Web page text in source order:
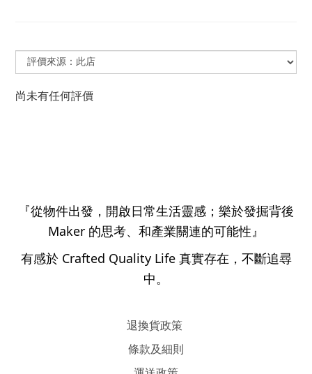
尚未有任何評價
『從物件出發，開啟日常生活靈感；樂於發掘背後
Maker 的思考、和產業關連的可能性』
有感於 Crafted Quality Life 真實存在，不斷追尋
中。
退換貨政策
條款及細則